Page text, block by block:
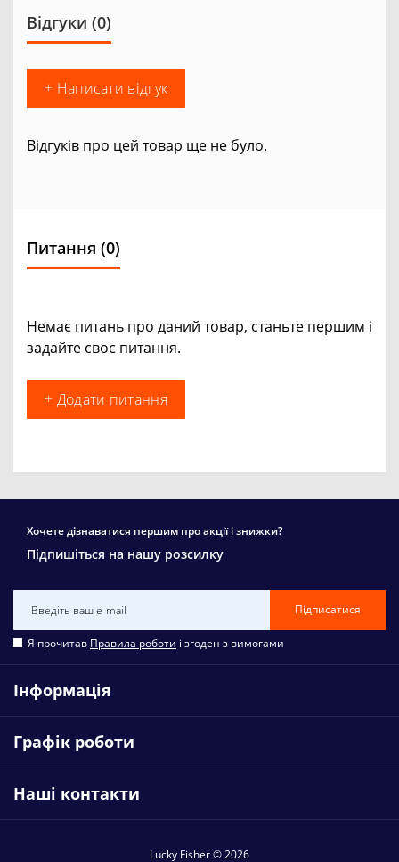
Відгуки (0)
+ Написати відгук
Відгуків про цей товар ще не було.
Питання (0)
Немає питань про даний товар, станьте першим і
задайте своє питання.
+ Додати питання
Хочете дізнаватися першим про акції і знижки?
Підпишіться на нашу розсилку
Підписатися
Я прочитав Правила роботи і згоден з вимогами
Інформація
Графік роботи
Наші контакти
Lucky Fisher © 2026